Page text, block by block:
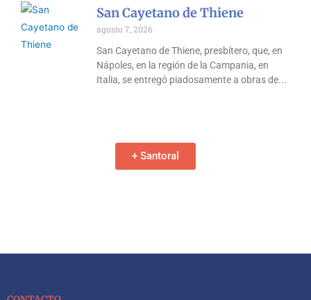
San Cayetano de Thiene
agosto 7, 2026
San Cayetano de Thiene, presbítero, que, en
Nápoles, en la región de la Campania, en
Italia, se entregó piadosamente a obras de
+ Santoral